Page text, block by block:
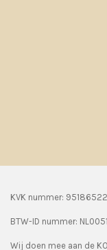
KVK nummer: 95186522
BTW-ID nummer:
Wij doen mee aan de